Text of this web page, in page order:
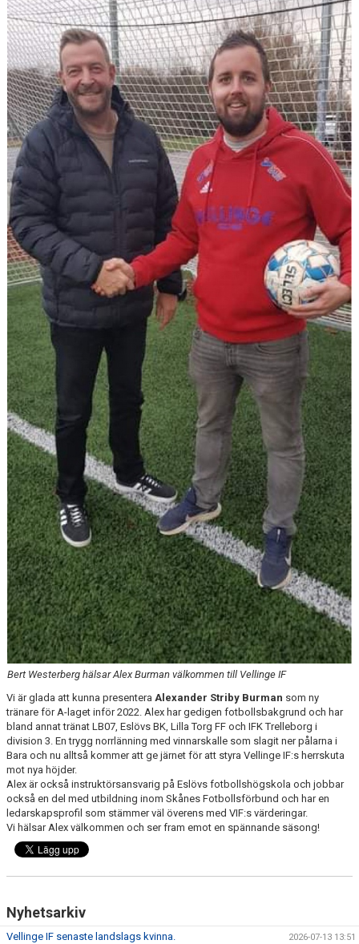
TJEJPROJEKTET
VELLINGE IF:S VÄNNER
DOKUMENT
KONTAKT
Bert Westerberg hälsar Alex Burman välkommen till Vellinge IF
Vi är glada att kunna presentera Alexander Striby Burman som ny
tränare för A-laget inför 2022. Alex har gedigen fotbollsbakgrund och har
bland annat tränat LB07, Eslövs BK, Lilla Torg FF och IFK Trelleborg i
division 3. En trygg norrlänning med vinnarskalle som slagit ner pålarna i
Bara och nu alltså kommer att ge järnet för att styra Vellinge IF:s herrskuta
mot nya höjder.
Alex är också instruktörsansvarig på Eslövs fotbollshögskola och jobbar
också en del med utbildning inom Skånes Fotbollsförbund och har en
ledarskapsprofil som stämmer väl överens med VIF:s värderingar.
Vi hälsar Alex välkommen och ser fram emot en spännande säsong!
Nyhetsarkiv
Vellinge IF senaste landslags kvinna. 2026-07-13 13:51